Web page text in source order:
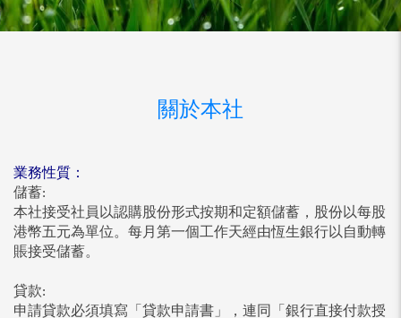
關於本社
業務性質：
儲蓄:
本社接受社員以認購股份形式按期和定額儲蓄，股份以每股
港幣五元為單位。每月第一個工作天經由恆生銀行以自動轉
賬接受儲蓄。
貸款:
申請貸款必須填寫「貸款申請書」，連同「銀行直接付款授